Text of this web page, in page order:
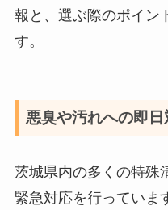
報と、選ぶ際のポイン
す。
悪臭や汚れへの即
茨城県内の多くの特殊
緊急対応を行っていま